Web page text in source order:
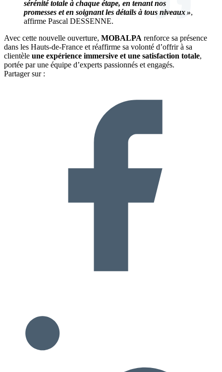
sérénité totale à chaque étape, en tenant nos
promesses et en soignant les détails à tous niveaux »,
affirme Pascal DESSENNE.
Avec cette nouvelle ouverture, MOBALPA renforce sa présence
dans les Hauts-de-France et réaffirme sa volonté d’offrir à sa
clientèle une expérience immersive et une satisfaction totale,
portée par une équipe d’experts passionnés et engagés.
Partager sur :